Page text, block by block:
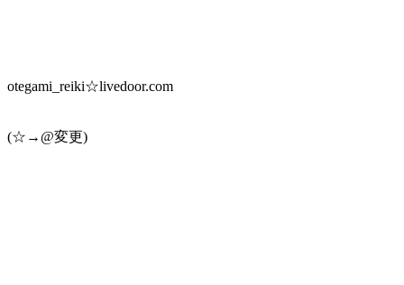
otegami_reiki☆livedoor.com
(☆→@変更)